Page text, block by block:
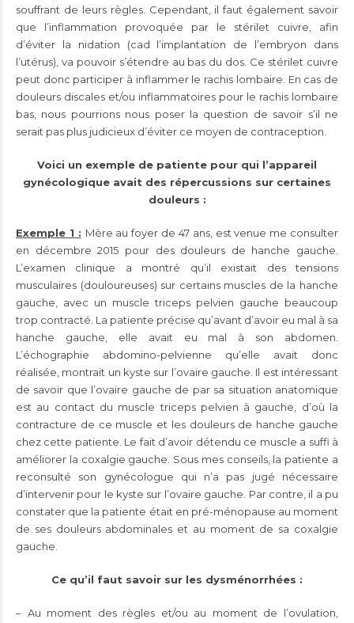
souffrant de leurs règles. Cependant, il faut également savoir
que l’inflammation provoquée par le stérilet cuivre, afin
d’éviter la nidation (cad l’implantation de l’embryon dans
l’utérus), va pouvoir s’étendre au bas du dos. Ce stérilet cuivre
peut donc participer à inflammer le rachis lombaire. En cas de
douleurs discales et/ou inflammatoires pour le rachis lombaire
bas, nous pourrions nous poser la question de savoir s’il ne
serait pas plus judicieux d’éviter ce moyen de contraception.
Voici un exemple de patiente pour qui l’appareil
gynécologique avait des répercussions sur certaines
douleurs :
Exemple 1 : Mère au foyer de 47 ans, est venue me consulter
en décembre 2015 pour des douleurs de hanche gauche.
L’examen clinique a montré qu’il existait des tensions
musculaires (douloureuses) sur certains muscles de la hanche
gauche, avec un muscle triceps pelvien gauche beaucoup
trop contracté. La patiente précise qu’avant d’avoir eu mal à sa
hanche gauche, elle avait eu mal à son abdomen.
L’échographie abdomino-pelvienne qu’elle avait donc
réalisée, montrait un kyste sur l’ovaire gauche. Il est intéressant
de savoir que l’ovaire gauche de par sa situation anatomique
est au contact du muscle triceps pelvien à gauche, d’où la
contracture de ce muscle et les douleurs de hanche gauche
chez cette patiente. Le fait d’avoir détendu ce muscle a suffi à
améliorer la coxalgie gauche. Sous mes conseils, la patiente a
reconsulté son gynécologue qui n’a pas jugé nécessaire
d’intervenir pour le kyste sur l’ovaire gauche. Par contre, il a pu
constater que la patiente était en pré-ménopause au moment
de ses douleurs abdominales et au moment de sa coxalgie
gauche.
Ce qu’il faut savoir sur les dysménorrhées :
– Au moment des règles et/ou au moment de l’ovulation,